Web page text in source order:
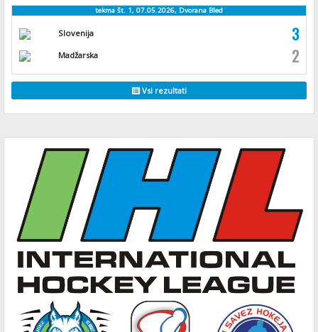
tekma št. 1, 07.05.2026, Dvorana Bled
Slovenija 3
Madžarska 2
Vsi rezultati